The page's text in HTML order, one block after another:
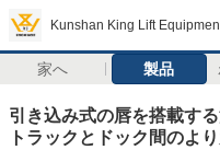
Kunshan King Lift
家へ 製品
引き込み式の唇を搭載す
トラックとドック間のよ